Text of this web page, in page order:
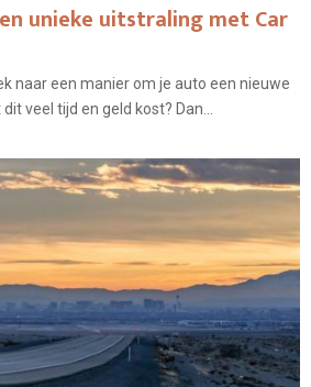
unieke uitstraling met Car
naar een manier om je auto een nieuwe
veel tijd en geld kost? Dan...